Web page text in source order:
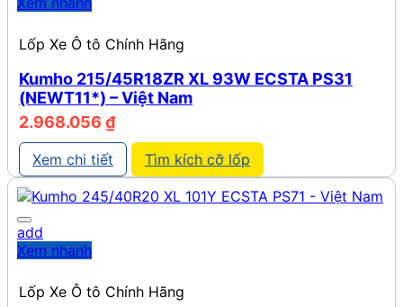
Lốp Xe Ô tô Chính Hãng
Kumho 215/45R18ZR XL 93W ECSTA PS31
(NEWT11*) – Việt Nam
2.968.056 ₫
Xem chi tiết Tìm kích cỡ lốp
add
Xem nhanh
Lốp Xe Ô tô Chính Hãng